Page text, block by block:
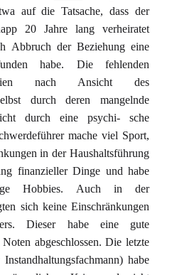
auf die Tatsache, dass der
20 Jahre lang verheiratet
Abbruch der Beziehung eine
habe. Die fehlenden
nach Ansicht des
durch deren mangelnde
durch eine psychi- sche
mache viel Sport,
in der Haushaltsführung
finanzieller Dinge und habe
Hobbies. Auch in der
sich keine Einschränkungen
Dieser habe eine gute
abgeschlossen. Die letzte
habe